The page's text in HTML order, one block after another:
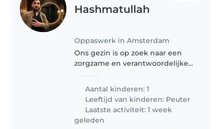
Hashmatullah
Oppaswerk in Amsterdam
Ons gezin is op zoek naar een
zorgzame en verantwoordelijke
voor onze creatieve en
energieke peuter kan zorgen.
We zoeken iemand die het niet
erg vindt..
Aantal kinderen: 1
Leeftijd van kinderen: Peuter
Laatste activiteit: 1 week
geleden